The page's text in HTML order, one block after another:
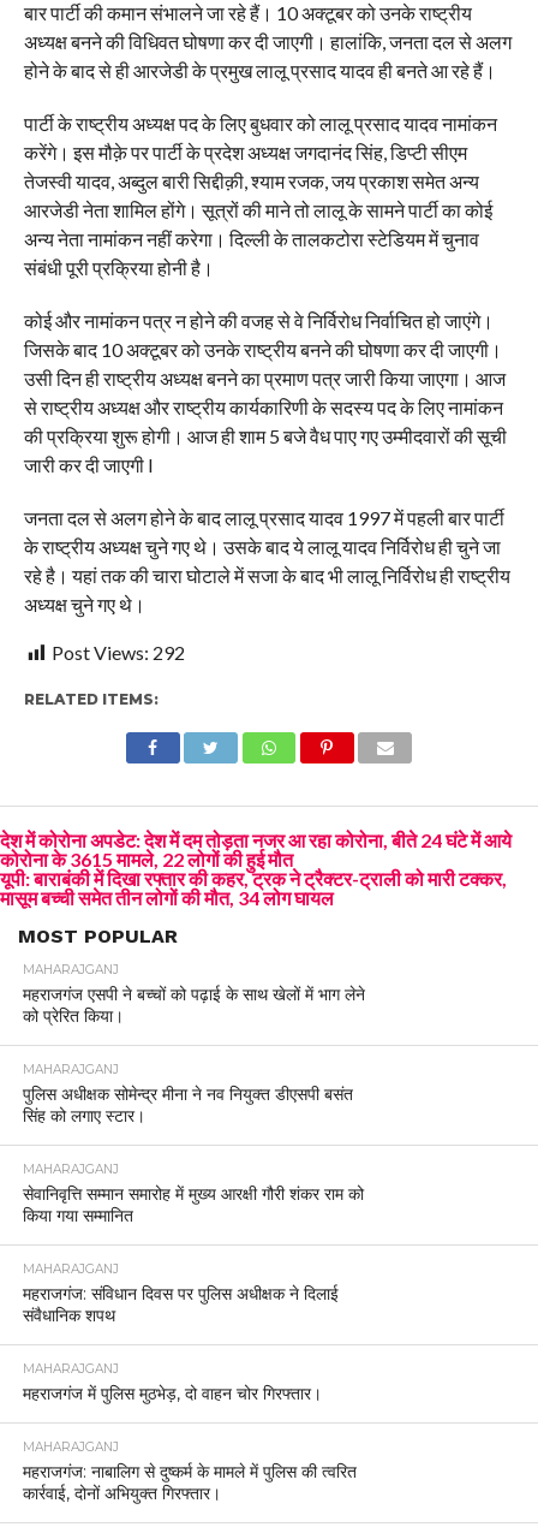
बार पार्टी की कमान संभालने जा रहे हैं। 10 अक्टूबर को उनके राष्ट्रीय
अध्यक्ष बनने की विधिवत घोषणा कर दी जाएगी। हालांकि, जनता दल से अलग
होने के बाद से ही आरजेडी के प्रमुख लालू प्रसाद यादव ही बनते आ रहे हैं।
पार्टी के राष्ट्रीय अध्यक्ष पद के लिए बुधवार को लालू प्रसाद यादव नामांकन
करेंगे। इस मौक़े पर पार्टी के प्रदेश अध्यक्ष जगदानंद सिंह, डिप्टी सीएम
तेजस्वी यादव, अब्दुल बारी सिद्दीक़ी, श्याम रजक, जय प्रकाश समेत अन्य
आरजेडी नेता शामिल होंगे। सूत्रों की माने तो लालू के सामने पार्टी का कोई
अन्य नेता नामांकन नहीं करेगा। दिल्ली के तालकटोरा स्टेडियम में चुनाव
संबंधी पूरी प्रक्रिया होनी है।
कोई और नामांकन पत्र न होने की वजह से वे निर्विरोध निर्वाचित हो जाएंगे।
जिसके बाद 10 अक्टूबर को उनके राष्ट्रीय बनने की घोषणा कर दी जाएगी।
उसी दिन ही राष्ट्रीय अध्यक्ष बनने का प्रमाण पत्र जारी किया जाएगा। आज
से राष्ट्रीय अध्यक्ष और राष्ट्रीय कार्यकारिणी के सदस्य पद के लिए नामांकन
की प्रक्रिया शुरू होगी। आज ही शाम 5 बजे वैध पाए गए उम्मीदवारों की सूची
जारी कर दी जाएगी l
जनता दल से अलग होने के बाद लालू प्रसाद यादव 1997 में पहली बार पार्टी
के राष्ट्रीय अध्यक्ष चुने गए थे। उसके बाद ये लालू यादव निर्विरोध ही चुने जा
रहे है। यहां तक की चारा घोटाले में सजा के बाद भी लालू निर्विरोध ही राष्ट्रीय
अध्यक्ष चुने गए थे।
Post Views: 292
RELATED ITEMS:
देश में कोरोना अपडेट: देश में दम तोड़ता नजर आ रहा कोरोना, बीते 24 घंटे में आये
कोरोना के 3615 मामले, 22 लोगों की हुई मौत
यूपी: बाराबंकी में दिखा रफ्तार की कहर, ट्रक ने ट्रैक्टर-ट्राली को मारी टक्कर,
मासूम बच्ची समेत तीन लोगों की मौत, 34 लोग घायल
MOST POPULAR
MAHARAJGANJ
महराजगंज एसपी ने बच्चों को पढ़ाई के साथ खेलों में भाग लेने
को प्रेरित किया।
MAHARAJGANJ
पुलिस अधीक्षक सोमेन्द्र मीना ने नव नियुक्त डीएसपी बसंत
सिंह को लगाए स्टार।
MAHARAJGANJ
सेवानिवृत्ति सम्मान समारोह में मुख्य आरक्षी गौरी शंकर राम को
किया गया सम्मानित
MAHARAJGANJ
महराजगंज: संविधान दिवस पर पुलिस अधीक्षक ने दिलाई
संवैधानिक शपथ
MAHARAJGANJ
महराजगंज में पुलिस मुठभेड़, दो वाहन चोर गिरफ्तार।
MAHARAJGANJ
महराजगंज: नाबालिग से दुष्कर्म के मामले में पुलिस की त्वरित
कार्रवाई, दोनों अभियुक्त गिरफ्तार।